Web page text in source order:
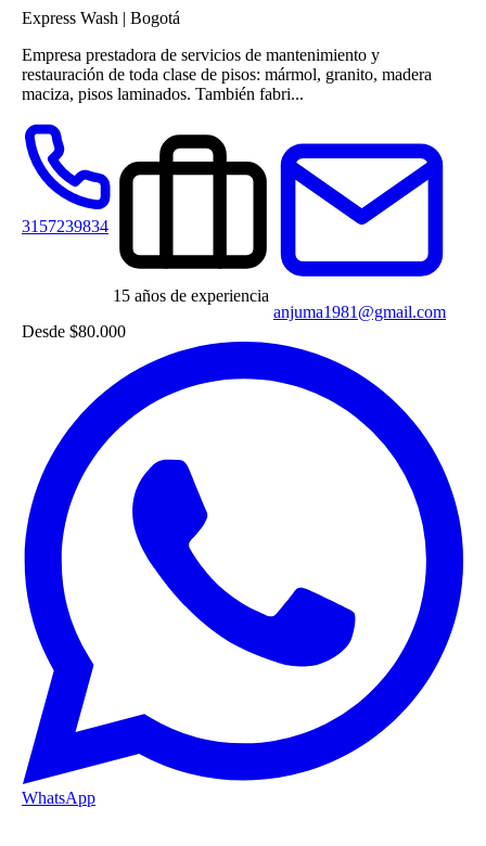
Express Wash | Bogotá
Empresa prestadora de servicios de mantenimiento y
restauración de toda clase de pisos: mármol, granito, madera
maciza, pisos laminados. También fabri...
3157239834
15 años de experiencia
anjuma1981@gmail.com
Desde $80.000
WhatsApp